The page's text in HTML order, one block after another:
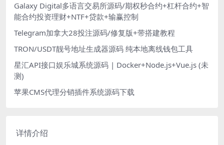
Galaxy Digital多语言交易所源码/期权秒合约+杠杆合约+智
能合约投资理财+NTF+贷款+输赢控制
Telegram加拿大28投注源码/修复版+带搭建教程
TRON/USDT靓号地址生成器源码 纯本地离线钱包工具
星汇API接口娱乐城系统源码 | Docker+Node.js+Vue.js (未
测)
苹果CMS代理分销插件系统源码下载
详情介绍